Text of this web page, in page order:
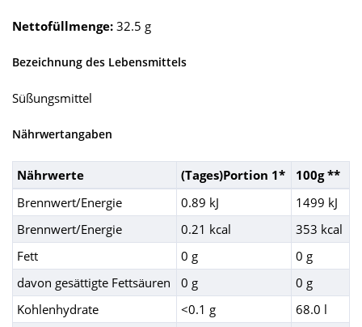
Nettofüllmenge: 32.5 g
Bezeichnung des Lebensmittels
Süßungsmittel
Nährwertangaben
Nährwerte (Tages)Portion 1*
100g **
Brennwert/Energie
0.89 kJ
1499 kJ
Brennwert/Energie
0.21 kcal
353 kcal
Fett
0 g
0 g
davon gesättigte Fettsäuren
0 g
0 g
Kohlenhydrate
<0.1 g
68.0 l